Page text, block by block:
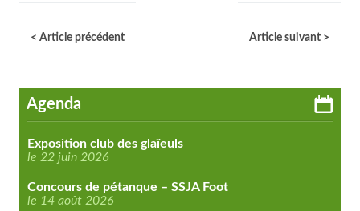
< Article précédent Article suivant >
Agenda
Exposition club des glaïeuls
le 22 juin 2026
Concours de pétanque – SSJA Foot
le 14 août 2026